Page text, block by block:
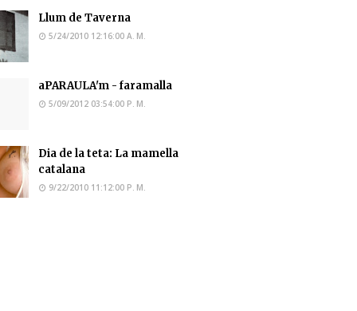
Llum de Taverna
5/24/2010 12:16:00 A. M.
aPARAULA'm - faramalla
5/09/2012 03:54:00 P. M.
Dia de la teta: La mamella
catalana
9/22/2010 11:12:00 P. M.